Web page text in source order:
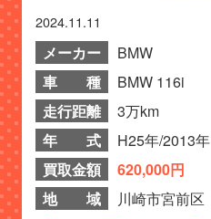
2024.11.11
メーカー
BMW
車 種
BMW 116i
走行距離
3万km
年 式
H25年/2013年
買取金額
620,000円
地 域
川崎市宮前区